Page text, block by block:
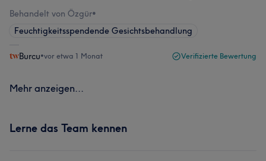
Behandelt von Özgür•
Feuchtigkeitsspendende Gesichtsbehandlung
Burcu•vor etwa 1 Monat Verifizierte Bewertung
Mehr anzeigen...
Lerne das Team kennen